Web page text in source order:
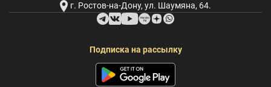
г. Ростов-на-Дону, ул. Шаумяна, 64.
Подписка на рассылку